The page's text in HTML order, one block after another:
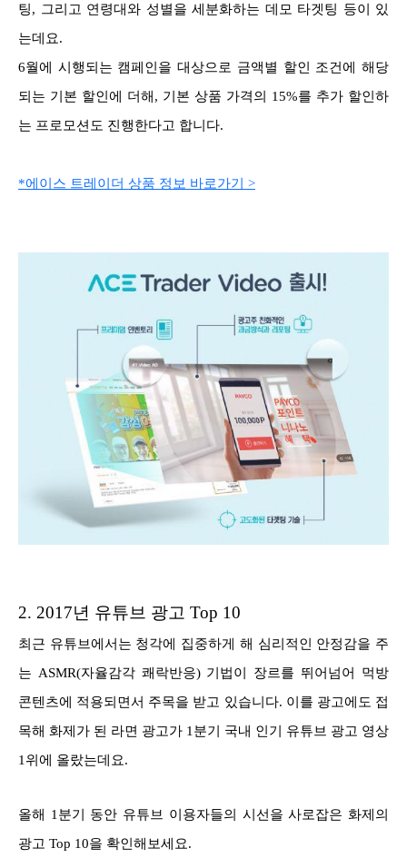
팅, 그리고 연령대와 성별을 세분화하는 데모 타겟팅 등이 있
는데요.
6월에 시행되는 캠페인을 대상으로 금액별 할인 조건에 해당
되는 기본 할인에 더해, 기본 상품 가격의 15%를 추가 할인하
는 프로모션도 진행한다고 합니다.
*에이스 트레이더 상품 정보 바로가기 >
2. 2017년 유튜브 광고 Top 10
최근 유튜브에서는 청각에 집중하게 해 심리적인 안정감을 주
는 ASMR(자율감각 쾌락반응) 기법이 장르를 뛰어넘어 먹방
콘텐츠에 적용되면서 주목을 받고 있습니다. 이를 광고에도 접
목해 화제가 된 라면 광고가 1분기 국내 인기 유튜브 광고 영상
1위에 올랐는데요.
올해 1분기 동안 유튜브 이용자들의 시선을 사로잡은 화제의
광고 Top 10을 확인해보세요.